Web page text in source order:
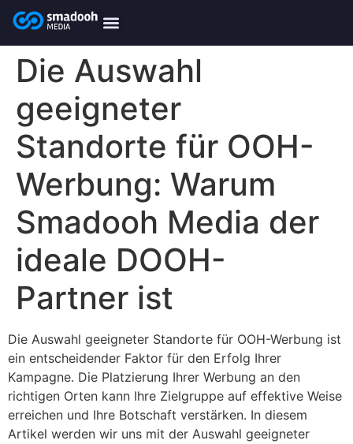
content
Die Auswahl
geeigneter
Standorte für OOH-
Werbung: Warum
Smadooh Media der
ideale DOOH-
Partner ist
Die Auswahl geeigneter Standorte für OOH-Werbung ist
ein entscheidender Faktor für den Erfolg Ihrer
Kampagne. Die Platzierung Ihrer Werbung an den
richtigen Orten kann Ihre Zielgruppe auf effektive Weise
erreichen und Ihre Botschaft verstärken. In diesem
Artikel werden wir uns mit der Auswahl geeigneter